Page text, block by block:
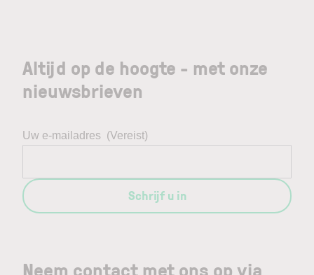
Altijd op de hoogte - met onze
nieuwsbrieven
Uw e-mailadres (Vereist)
Schrijf u in